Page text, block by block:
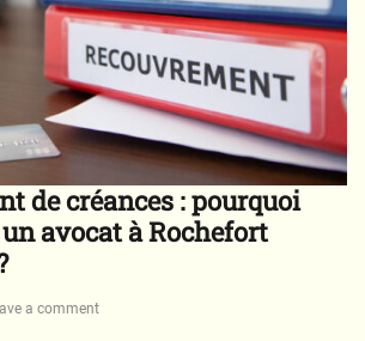
de créances : pourquoi
avocat à Rochefort
a comment